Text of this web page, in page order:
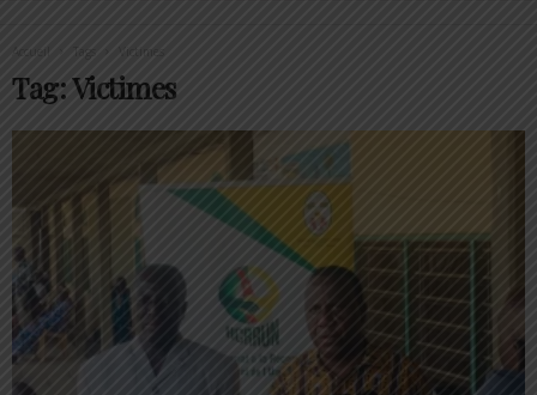
Tags
Tag: Victimes